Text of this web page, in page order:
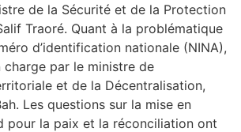
de la Sécurité et de la Protection
Traoré. Quant à la problématique
d’identification nationale (NINA),
charge par le ministre de
et de la Décentralisation,
Les questions sur la mise en
pour la paix et la réconciliation ont